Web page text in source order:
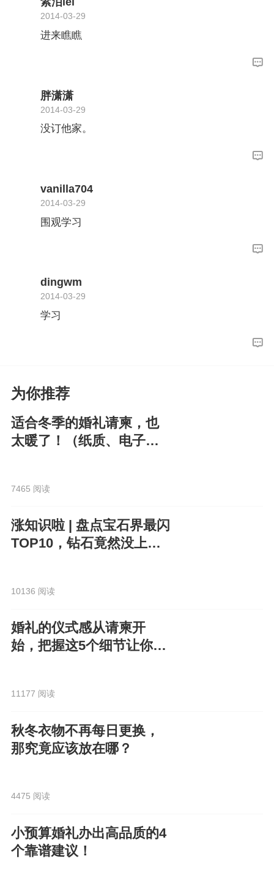
2014-03-29
进来瞧瞧
胖潇潇
2014-03-29
没订他家。
vanilla704
2014-03-29
围观学习
dingwm
2014-03-29
学习
为你推荐
适合冬季的婚礼请柬，也
太暖了！（纸质、电子都
7465 阅读
涨知识啦 | 盘点宝石界最闪
TOP10，钻石竟然没上
10136 阅读
婚礼的仪式感从请柬开
始，把握这5个细节让你的
11177 阅读
秋冬衣物不再每日更换，
那究竟应该放在哪？
4475 阅读
小预算婚礼办出高品质的4
个靠谱建议！